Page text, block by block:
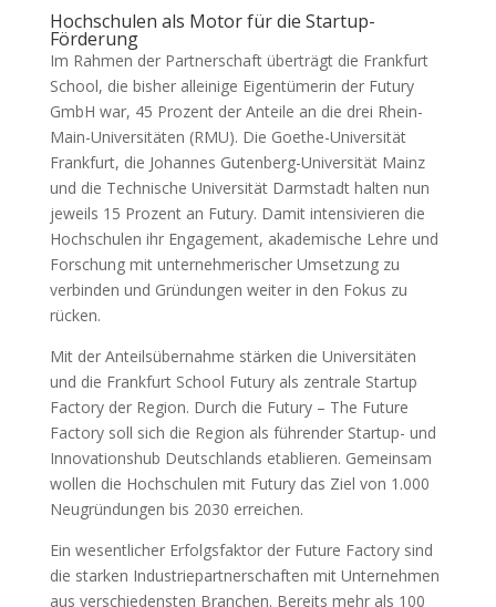
Hochschulen als Motor für die Startup-
Förderung
Im Rahmen der Partnerschaft überträgt die Frankfurt
School, die bisher alleinige Eigentümerin der Futury
GmbH war, 45 Prozent der Anteile an die drei Rhein-
Main-Universitäten (RMU). Die Goethe-Universität
Frankfurt, die Johannes Gutenberg-Universität Mainz
und die Technische Universität Darmstadt halten nun
jeweils 15 Prozent an Futury. Damit intensivieren die
Hochschulen ihr Engagement, akademische Lehre und
Forschung mit unternehmerischer Umsetzung zu
verbinden und Gründungen weiter in den Fokus zu
rücken.
Mit der Anteilsübernahme stärken die Universitäten
und die Frankfurt School Futury als zentrale Startup
Factory der Region. Durch die Futury – The Future
Factory soll sich die Region als führender Startup- und
Innovationshub Deutschlands etablieren. Gemeinsam
wollen die Hochschulen mit Futury das Ziel von 1.000
Neugründungen bis 2030 erreichen.
Ein wesentlicher Erfolgsfaktor der Future Factory sind
die starken Industriepartnerschaften mit Unternehmen
aus verschiedensten Branchen. Bereits mehr als 100